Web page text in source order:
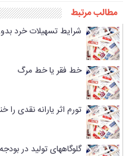
مطالب مرتبط
شرایط تسهیلات خرد
خط فقر یا خط مرگ
تورم اثر یارانه نقدی را
گلوگاههای تولید در بودجه